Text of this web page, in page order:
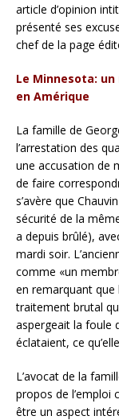
article d’opinion
présenté ses
chef de la page
Le Minnesota:
en Amérique
La famille de
l’arrestation des
une accusation de
de faire
s’avère que
sécurité de la
a depuis brûlé),
mardi soir.
comme «un
en remarquant que
traitement brutal
aspergeait la foule
éclataient, ce
L’avocat de la
propos de l’emploi
être un aspect